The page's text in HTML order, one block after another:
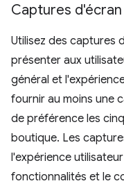
Captures d'écran
Utilisez des captures
présenter aux
général et
fournir au moins une
de préférence les
boutique. Les
l'expérience
fonctionnalités et le